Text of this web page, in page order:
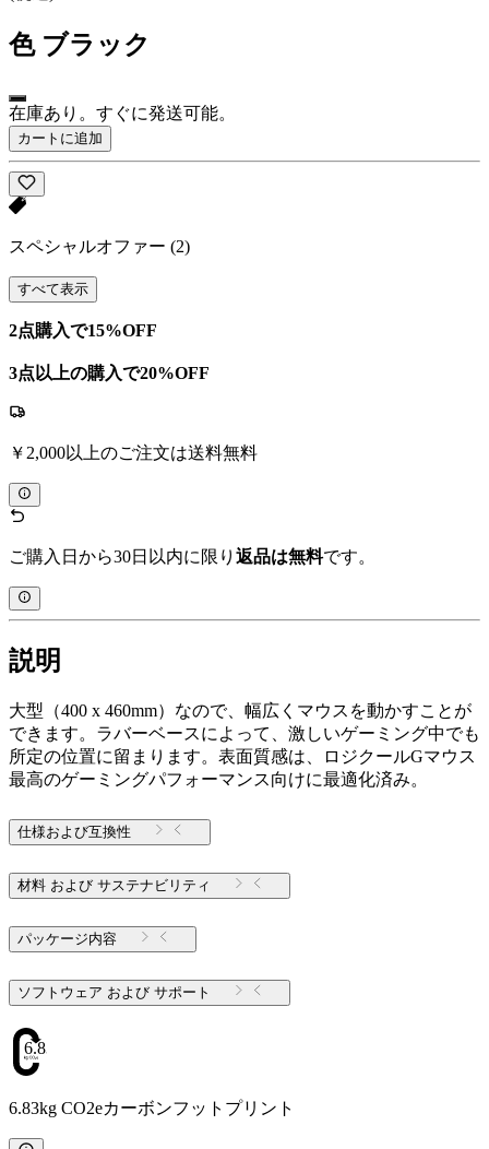
色 ブラック
在庫あり。すぐに発送可能。
カートに追加
スペシャルオファー (2)
すべて表示
2点購入で15%OFF
3点以上の購入で20%OFF
￥2,000以上のご注文は送料無料
ご購入日から30日以内に限り 返品は無料です。
説明
大型（400 x 460mm）なので、幅広くマウスを動かすことが
できます。ラバーベースによって、激しいゲーミング中でも
所定の位置に留まります。表面質感は、ロジクールGマウス
最高のゲーミングパフォーマンス向けに最適化済み。
仕様および互換性
材料 および サステナビリティ
パッケージ内容
ソフトウェア および サポート
6.83
6.83kg CO2eカーボンフットプリント